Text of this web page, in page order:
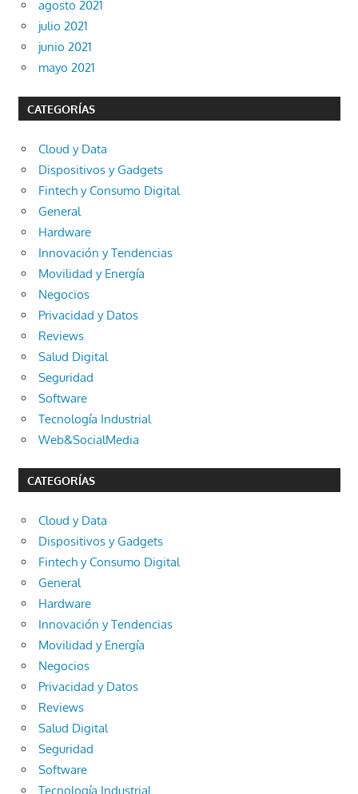
agosto 2021
julio 2021
junio 2021
mayo 2021
CATEGORÍAS
Cloud y Data
Dispositivos y Gadgets
Fintech y Consumo Digital
General
Hardware
Innovación y Tendencias
Movilidad y Energía
Negocios
Privacidad y Datos
Reviews
Salud Digital
Seguridad
Software
Tecnología Industrial
Web&SocialMedia
CATEGORÍAS
Cloud y Data
Dispositivos y Gadgets
Fintech y Consumo Digital
General
Hardware
Innovación y Tendencias
Movilidad y Energía
Negocios
Privacidad y Datos
Reviews
Salud Digital
Seguridad
Software
Tecnología Industrial